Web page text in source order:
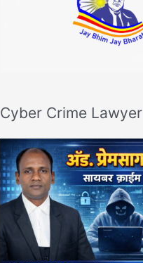
Cyber Crime Lawyer